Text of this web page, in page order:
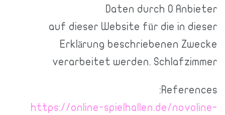
Daten durch 0 Anbieter
auf dieser Website für die in dieser
Erklärung beschriebenen Zwecke
verarbeitet werden. Schlafzimmer
References:
https://online-spielhallen.de/novoline-